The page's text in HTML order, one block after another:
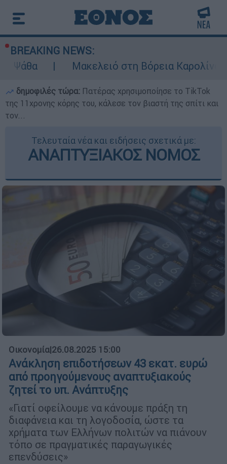
BREAKING NEWS:
Μακελειό στη Βόρεια Καρολίνα ύστερα
δημοφιλές τώρα: Πατέρας χρησιμοποίησε το TikTok
της 11χρονης κόρης του, κάλεσε τον βιαστή της σπίτι και
τον...
Τελευταία νέα και ειδήσεις σχετικά με:
ΑΝΑΠΤΥΞΙΑΚΟΣ ΝΟΜΟΣ
Οικονομία|26.08.2025 15:00
Ανάκληση επιδοτήσεων 43 εκατ. ευρώ
από προηγούμενους αναπτυξιακούς
ζητεί το υπ. Ανάπτυξης
«Γιατί οφείλουμε να κάνουμε πράξη τη
διαφάνεια και τη λογοδοσία, ώστε τα
χρήματα των Ελλήνων πολιτών να πιάνουν
τόπο σε πραγματικές παραγωγικές
επενδύσεις»